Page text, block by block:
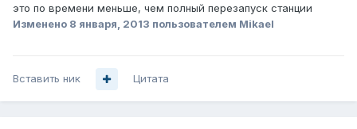
это по времени меньше, чем полный перезапуск станции
Изменено 8 января, 2013 пользователем Mikael
Вставить ник Цитата